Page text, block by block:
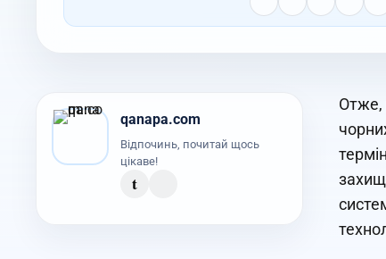
qanapa.com
Відпочинь, почитай щось
цікаве!
t
Отже,